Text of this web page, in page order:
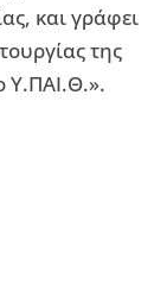
και γράφει
της
Υ.ΠΑΙ.Θ.».